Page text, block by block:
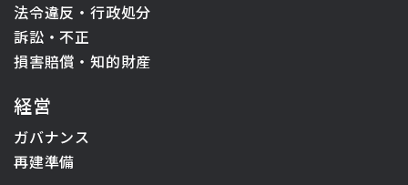
法令違反・行政処分
訴訟・不正
損害賠償・知的財産
経営
ガバナンス
再建準備